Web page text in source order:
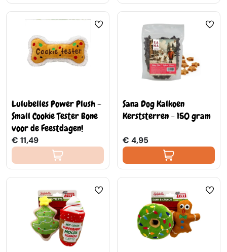
Lulubelles Power Plush -
Small Cookie Tester Bone
voor de Feestdagen!
€ 11,49
Sana Dog Kalkoen
Kerststerren - 150 gram
€ 4,95